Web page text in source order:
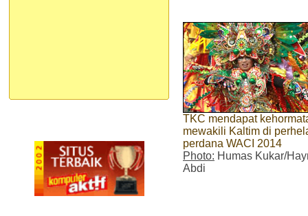
TKC mendapat
mewakili Kaltim di
perdana WACI 2014
Photo: Humas Kukar/
Abdi